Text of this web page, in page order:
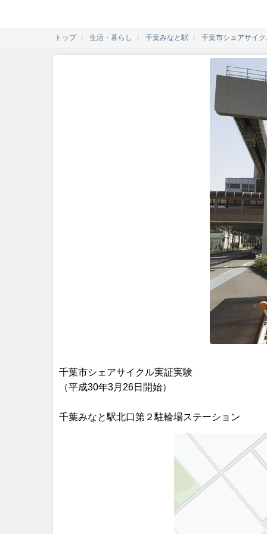
トップ 生活・暮らし 千葉みなと駅 千葉市シェアサイ
千葉市シェアサイクル実証実験
（平成30年3月26日開始）
千葉みなと駅北口第２駐輪場ステーション